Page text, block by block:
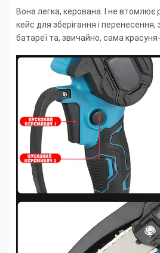
Вона легка, керована. І не втомлює
кейс для зберігання і
батареї та, звичайно, сама